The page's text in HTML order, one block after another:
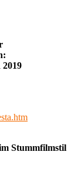
Stummfilmstil